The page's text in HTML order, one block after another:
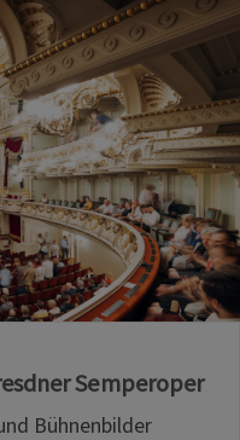
Semperoper
Bühnenbilder